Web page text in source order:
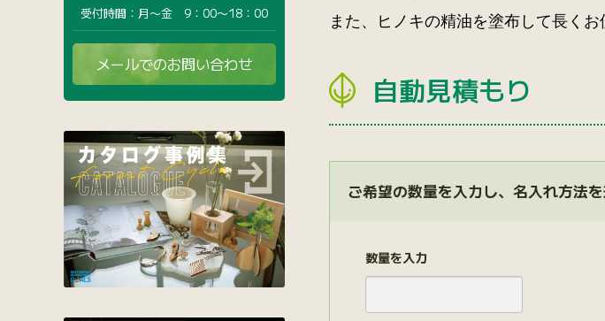
また、ヒノキの精油を塗布して長くお
自動見積もり
ご希望の数量を入力し、名入れ方法
数量を入力
受付時間：月〜金 9：00〜18：00
メールでのお問い合わせ